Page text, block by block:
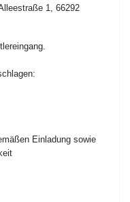
1, 66292
Einladung sowie